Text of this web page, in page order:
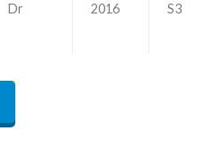
Dr 2016 S3